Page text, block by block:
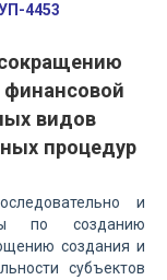
4453
финансовой
видов
процедур
и
по созданию
создания и
субъектов